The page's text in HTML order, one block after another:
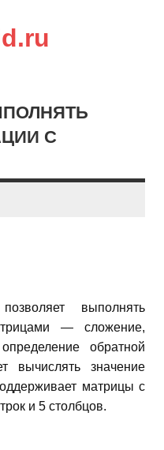
С
выполнять
— сложение,
обратной
вычислять значение
матрицы с
и 5 столбцов.